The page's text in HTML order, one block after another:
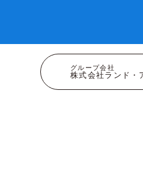
グループ会社
株式会社ランド・